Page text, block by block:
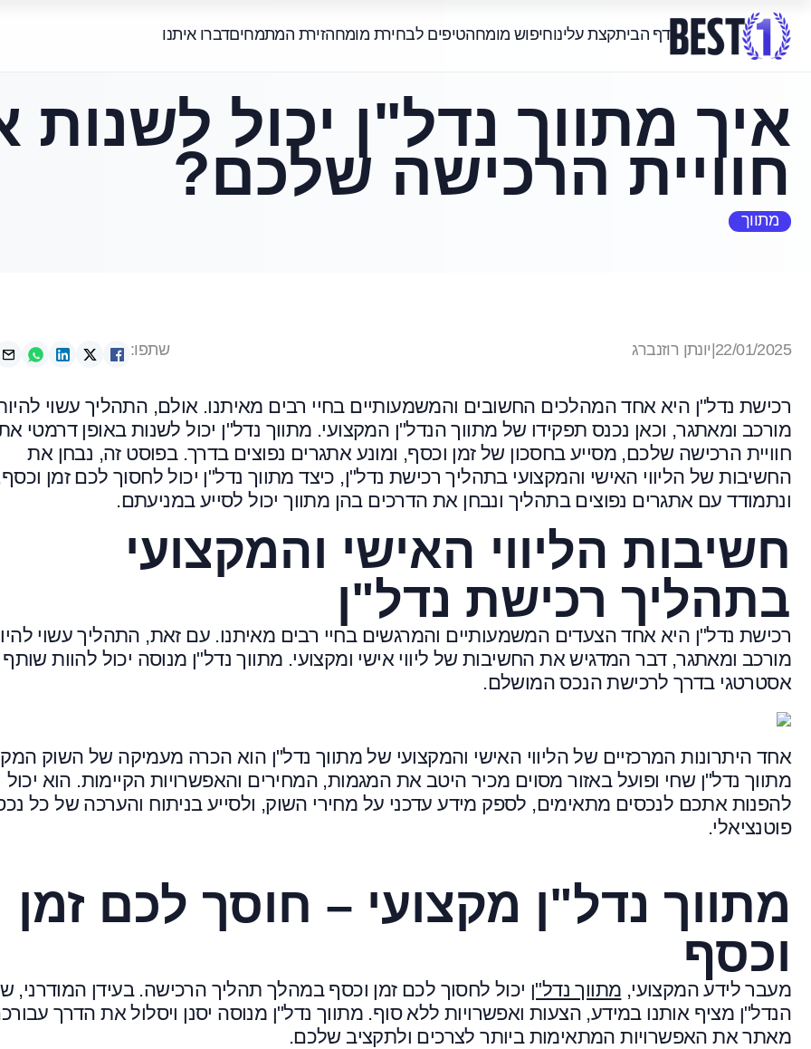
דף הביתקצת עלינוחיפוש מומחהטיפים לבחירת מומחהזירת המתמחיםדברו איתנו
איך מתווך נדל"ן יכול לשנות
חוויית הרכישה שלכם?
מתווך
22/01/2025 יונתן רוזנברג שתפו:
רכישת נדל"ן היא אחד המהלכים החשובים והמשמעותיים בחיי רבים מאיתנו. אולם, התהליך עשוי
מורכב ומאתגר, וכאן נכנס תפקידו של מתווך הנדל"ן המקצועי. מתווך נדל"ן יכול לשנות באופן דרמטי
חוויית הרכישה שלכם, מסייע בחסכון של זמן וכסף, ומונע אתגרים נפוצים בדרך. בפוסט זה, נבחן את
החשיבות של הליווי האישי והמקצועי בתהליך רכישת נדל"ן, כיצד מתווך נדל"ן יכול לחסוך לכם זמן
ונתמודד עם אתגרים נפוצים בתהליך ונבחן את הדרכים בהן מתווך יכול לסייע במניעתם.
חשיבות הליווי האישי והמקצועי
בתהליך רכישת נדל"ן
רכישת נדל"ן היא אחד הצעדים המשמעותיים והמרגשים בחיי רבים מאיתנו. עם זאת, התהליך עשוי
מורכב ומאתגר, דבר המדגיש את החשיבות של ליווי אישי ומקצועי. מתווך נדל"ן מנוסה יכול להוות שותף
אסטרטגי בדרך לרכישת הנכס המושלם.
אחד היתרונות המרכזיים של הליווי האישי והמקצועי של מתווך נדל"ן הוא הכרה מעמיקה של השוק
מתווך נדל"ן שחי ופועל באזור מסוים מכיר היטב את המגמות, המחירים והאפשרויות הקיימות. הוא יכול
להפנות אתכם לנכסים מתאימים, לספק מידע עדכני על מחירי השוק, ולסייע בניתוח והערכה של כל
פוטנציאלי.
מתווך נדל"ן מקצועי – חוסך לכם זמן
וכסף
מעבר לידע המקצועי, מתווך נדל"ן יכול לחסוך לכם זמן וכסף במהלך תהליך הרכישה. בעידן המודרני,
הנדל"ן מציף אותנו במידע, הצעות ואפשרויות ללא סוף. מתווך נדל"ן מנוסה יסנן ויסלול את הדרך
מאתר את האפשרויות המתאימות ביותר לצרכים ולתקציב שלכם.